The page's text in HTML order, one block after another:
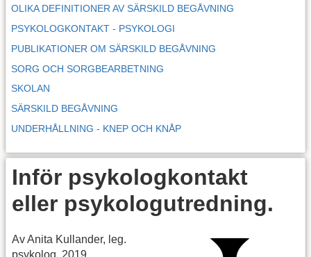
OLIKA DEFINITIONER AV SÄRSKILD BEGÅVNING
PSYKOLOGKONTAKT - PSYKOLOGI
PUBLIKATIONER OM SÄRSKILD BEGÅVNING
SORG OCH SORGBEARBETNING
SKOLAN
SÄRSKILD BEGÅVNING
UNDERHÅLLNING - KNEP OCH KNÅP
Inför psykologkontakt
eller psykologutredning.
Av Anita Kullander, leg.